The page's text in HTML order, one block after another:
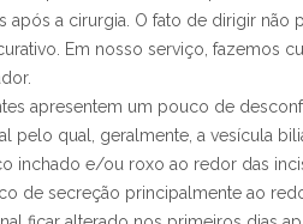
após a cirurgia. O fato de dirigir
Em nosso serviço, fazemos
apresentem um pouco de
pelo qual, geralmente, a vesícula
inchado e/ou roxo ao redor das
de secreção principalmente ao